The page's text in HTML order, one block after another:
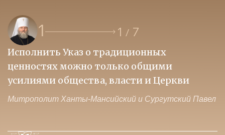
1 1 / 7
Исполнить Указ о традиционных
ценностях можно только общими
усилиями общества, власти и Церкви
Митрополит Ханты-Мансийский и Сургутский Павел